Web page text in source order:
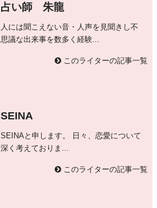
占い師 朱龍
人には聞こえない音・人声を見聞きし不
思議な出来事を数多く経験...
このライターの記事一覧
SEINA
SEINAと申します。 日々、恋愛について
深く考えておりま...
このライターの記事一覧